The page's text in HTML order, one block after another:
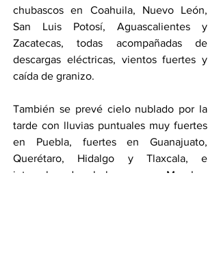
chubascos en Coahuila, Nuevo León,
San Luis Potosí, Aguascalientes y
Zacatecas, todas acompañadas de
descargas eléctricas, vientos fuertes y
caída de granizo.
También se prevé cielo nublado por la
tarde con lluvias puntuales muy fuertes
en Puebla, fuertes en Guanajuato,
Querétaro, Hidalgo y Tlaxcala, e
intervalos de chubascos en Morelos,